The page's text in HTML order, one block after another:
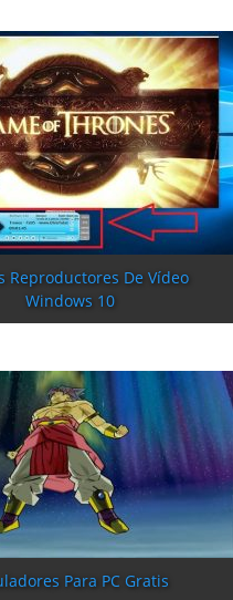
Reproductores De Vídeo
Windows 10
Para PC Gratis